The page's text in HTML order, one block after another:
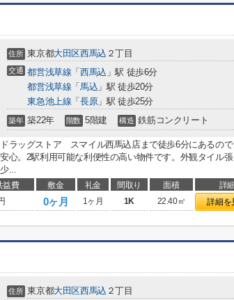
住所 東京都大田区西馬込 ２丁目
交通 都営浅草線 「 西馬込 」駅 徒歩6分
都営浅草線 「 馬込 」駅 徒歩20分
東急池上線 「 長原」駅 徒歩25分
築年 築22年 階数 5階建 構造 鉄筋コンクリート
ドラッグストア スマイル西馬込店まで徒歩6分にあるの
安心。2駅利用可能な利便性の高い物件です。外観タイル
少...
益費 敷金 礼金 間取り 面積 詳細
0ヶ月 1ヶ月 1K 22.40㎡ 詳細を
住所 東京都大田区西馬込 ２丁目